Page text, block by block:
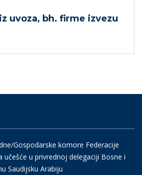
uvoza, bh. firme izvezu
Gospodarske komore Federacije
učešće u privrednoj delegaciji Bosne i
Saudijsku Arabiju